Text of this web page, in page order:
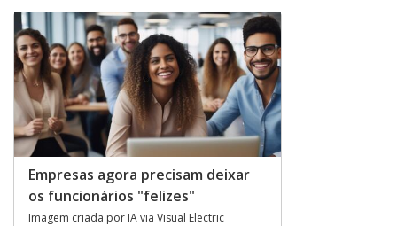
Empresas agora precisam deixar
os funcionários "felizes"
Imagem criada por IA via Visual Electric